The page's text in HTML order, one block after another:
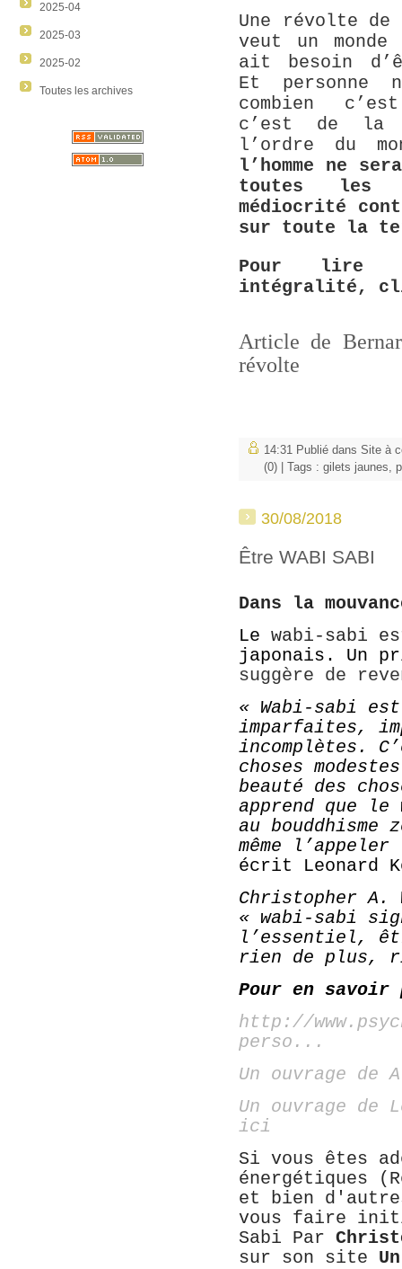
2025-04
2025-03
2025-02
Toutes les archives
Une révolte
veut un
ait besoin
Et personne
combien
c’est de la
l’ordre du
l’homme ne
toutes les
médiocrité
sur toute la
Pour lire
intégralité,
Article de
révolte
14:31 Publié dans Site à
(0) | Tags : gilets jaunes
30/08/2018
Être WABI SABI
Dans la
Le wabi-sabi
japonais. Un
suggère de
« Wabi-sabi
imparfaites,
incomplètes.
choses
beauté des
apprend que
au
même
écrit Leonard
Christopher A.
« wabi-sabi
l’essentiel,
rien de plus,
Pour en savoir
http://
perso...
Un ouvrage de
Un ouvrage de
ici
Si vous êtes
énergétiques
et bien
vous faire
Sabi Par
sur son site